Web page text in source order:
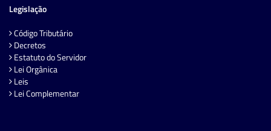
Legislação
Código Tributário
Decretos
Estatuto do Servidor
Lei Orgânica
Leis
Lei Complementar